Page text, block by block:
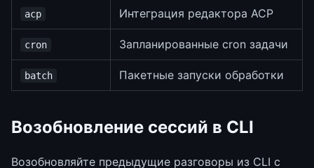
acp Интеграция редактора ACP
cron Запланированные cron задачи
batch Пакетные запуски обработки
Возобновление сессий в CLI
Возобновляйте предыдущие разговоры из CLI с